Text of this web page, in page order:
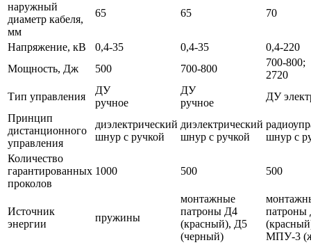
наружный
диаметр кабеля,
мм
65 65 70
Напряжение, кВ 0,4-35 0,4-35
0,4-220
Мощность, Дж
500 700-800
700-800;
2720
Тип управления
ДУ
ручное
ДУ
ручное
ДУ
Принцип
дистанционного
управления
диэлектрический
шнур с ручкой
диэлектрический
шнур с ручкой
шнур с
Количество
гарантированных
проколов
1000 500 500
Источник
энергии
пружины
монтажные
патроны Д4
(красный), Д5
(черный)
патроны
МПУ-3